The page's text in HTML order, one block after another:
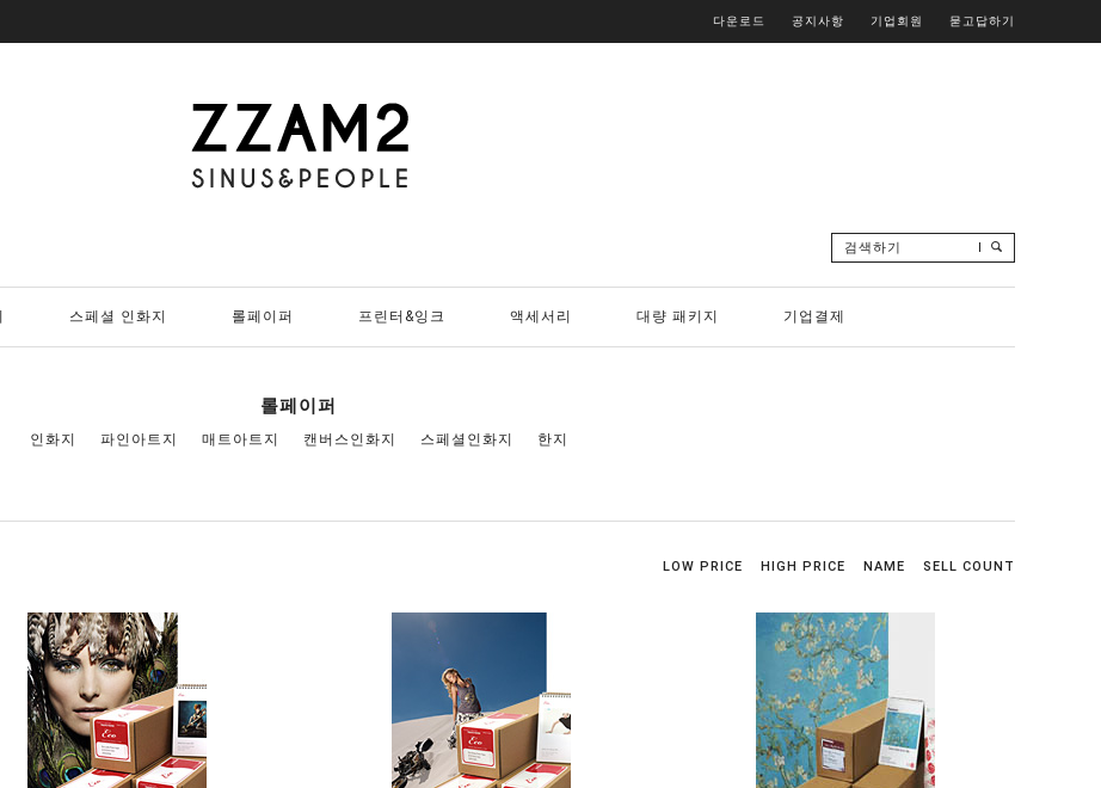
다운로드 공지사항 기업회원 묻고답하기
검색하기
스페셜 인화지 롤페이퍼 프린터&잉크 액세서리 대량 패키지 기업결제
롤페이퍼
인화지 파인아트지 매트아트지 캔버스인화지 스페셜인화지 한지
LOW PRICE HIGH PRICE NAME SELL COUNT